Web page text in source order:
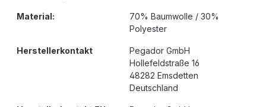
Material:
70% Baumwolle / 30%
Polyester
Herstellerkontakt
Pegador GmbH
Hollefeldstraße 16
48282 Emsdetten
Deutschland